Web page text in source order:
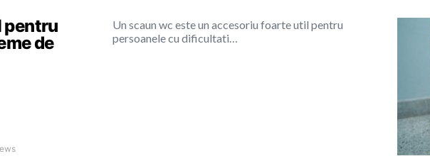
pentru
de
Un scaun wc este un accesoriu foarte util pentru
persoanele cu dificultati…